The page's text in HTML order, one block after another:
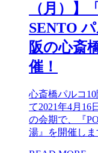
（月）】
SENTO
阪の心斎
催！
心斎橋パルコ
て2021年4月16
の会期で、『
湯』を開催しま